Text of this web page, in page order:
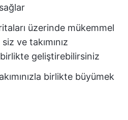
üzerinde mükemmel
ve takımınız
geliştirebilirsiniz
birlikte büyümek